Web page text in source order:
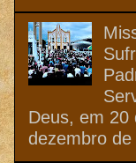
Deus, em 20
dezembro de